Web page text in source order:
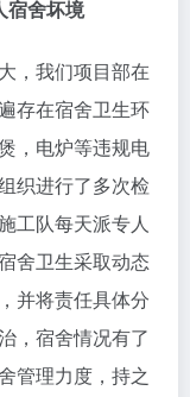
宿舍坏境
，我们项目部在
存在宿舍卫生环
，电炉等违规电
织进行了多次检
工队每天派专人
舍卫生采取动态
并将责任具体分
，宿舍情况有了
管理力度，持之